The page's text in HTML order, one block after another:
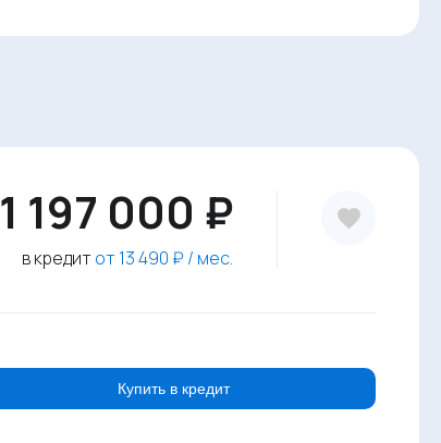
1 197 000 ₽
в кредитот 13 490 ₽ / мес.
Купить в кредит